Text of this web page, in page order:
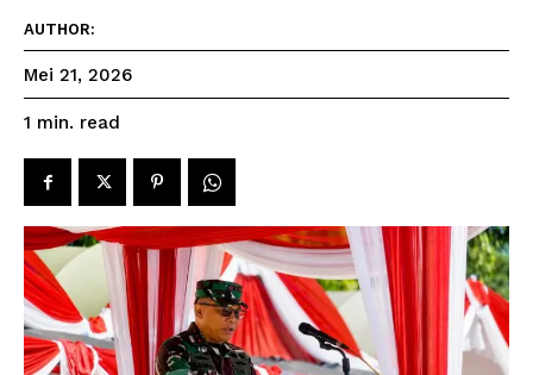
AUTHOR:
Mei 21, 2026
1 min. read